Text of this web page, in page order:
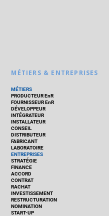
MÉTIERS & ENTREPRISES
MÉTIERS
PRODUCTEUR EnR
FOURNISSEUR EnR
DÉVELOPPEUR
INTÉGRATEUR
INSTALLATEUR
CONSEIL
DISTRIBUTEUR
FABRICANT
LABORATOIRE
ENTREPRISES
STRATÉGIE
FINANCE
ACCORD
CONTRAT
RACHAT
INVESTISSEMENT
RESTRUCTURATION
NOMINATION
START-UP